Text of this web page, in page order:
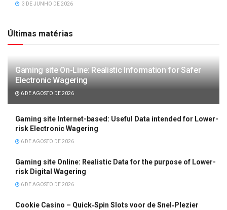
3 DE JUNHO DE 2026
Últimas matérias
Gaming site On-Line: Realistic Information for Safer
Electronic Wagering
6 DE AGOSTO DE 2026
Gaming site Internet-based: Useful Data intended for Lower-
risk Electronic Wagering
6 DE AGOSTO DE 2026
Gaming site Online: Realistic Data for the purpose of Lower-
risk Digital Wagering
6 DE AGOSTO DE 2026
Cookie Casino – Quick‑Spin Slots voor de Snel‑Plezier